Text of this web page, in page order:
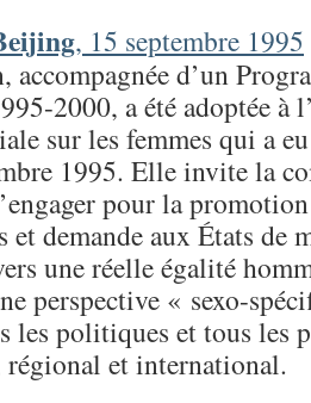
, 15 septembre 1995
accompagnée d’un
2000, a été adoptée à
sur les femmes qui a
1995. Elle invite la
pour la
et demande aux États de
une réelle égalité
perspective « sexo-
les politiques et tous les
et international.